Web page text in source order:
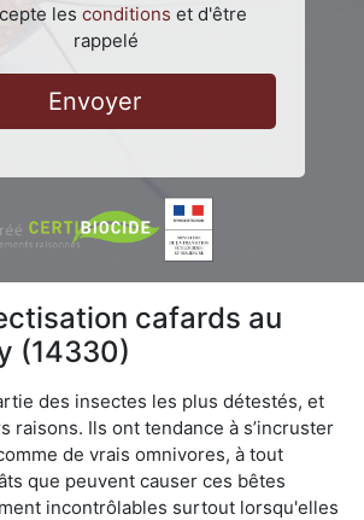
les conditions et d'être
rappelé
Envoyer
cafards au
(14330)
des insectes les plus détestés, et
raisons. Ils ont tendance à s’incruster
de vrais omnivores, à tout
que peuvent causer ces bêtes
incontrôlables surtout lorsqu'elles